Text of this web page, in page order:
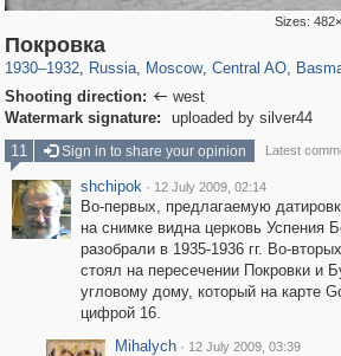
Sizes:
Покровка
1930–1932, Russia, Moscow
319,879
, Central AO,
Shooting direction:  west
Watermark signature:
uploaded by silver44
11
Sign in to share your opinion Latest
shchipok · 12 July 2009, 02:14
Во-первых, предлагаемую
на снимке видна церковь Успения
разобрали в 1935-1936 гг. Во-
стоял на пересечении Покровки и
угловому дому, который на карте
цифрой 16.
Mihalych · 12 July 2009, 03:39